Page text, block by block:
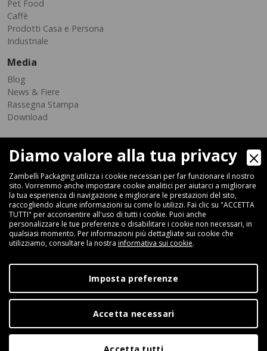
Pet Food
Caffè
Prodotti Casa e Persona
Industriale
Media
Blog
News & Fiere
Rassegna Stampa
Download
Via Ferrara 35-41, 40018 San Pietro In Casale (Bologna) - ITALIA
Fax +39 051 66 68 369
+39 051 66 61 782
P.IVA IT 04212281200 - REA BO-576815
|
Digital Marketing
Diamo valore alla tua privacy
Zambelli Packaging utilizza i cookie necessari per far funzionare il nostro
sito. Vorremmo anche impostare cookie analitici per aiutarci a migliorare
la tua esperienza di navigazione e migliorare le prestazioni del sito,
raccogliendo alcune informazioni su come lo utilizzi. Fai clic su "ACCETTA
TUTTI" per acconsentire all'uso di tutti i cookie. Puoi anche
personalizzare le tue preferenze o disabilitare i cookie non necessari, in
qualsiasi momento. Per informazioni più dettagliate sui cookie che
utilizziamo, consultare la nostra informativa sui cookie.
Imposta preferenze
Accetta necessari